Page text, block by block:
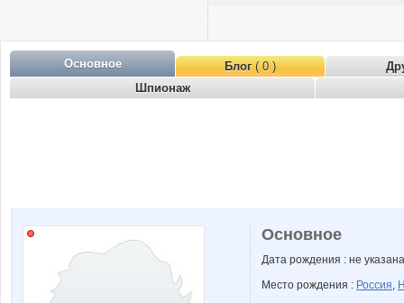
Основное Блог( 0 )
Шпионаж
Основное
Дата рождения : не указана
Место рождения : Россия,